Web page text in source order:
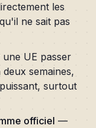
les
ne sait pas
UE passer
semaines,
surtout
officiel —